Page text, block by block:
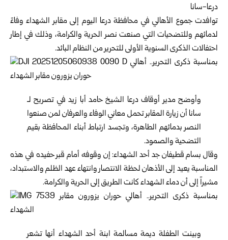
درعا-سانا
توافدت جموع الأهالي في محافظة درعا اليوم إلى مقابر الشهداء وفاءً
لدمائهم وللتضحيات التي صنعت نصر الحرية والكرامة، وذلك في إطار
احتفالات الذكرى السنوية الأولى للتحرير من النظام البائد.
وأوضح مدير أوقاف درعا الشيخ حامد أبا زيد في تصريح لـ
سانا أن زيارة المقابر تحمل معاني الوفاء والعرفان لمن صنعوا
النصر بدمائهم الطاهرة، وتجسد ارتباط أبناء المحافظة بقيم
التضحية والصمود.
وقال بسام قطيفان جد أحد الشهداء: إن وقوفه أمام قبر حفيده في هذه
المناسبة يعيد إلى الأذهان لحظة الانتصار وانتهاء عهد الظلم والاستبداد،
مشيراً إلى أن دماء الشهداء كانت الطريق إلى الحرية والكرامة.
وبينت الطفلة ديمة مسالمة ابنة أحد الشهداء أنها تشعر